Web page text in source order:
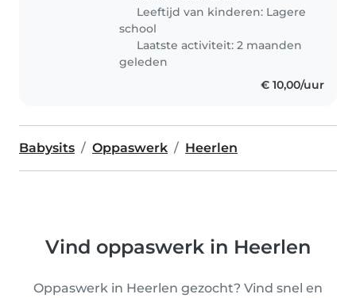
Leeftijd van kinderen: Lagere
school
Laatste activiteit: 2 maanden
geleden
€ 10,00/uur
Babysits Oppaswerk Heerlen
Vind oppaswerk in Heerlen
Oppaswerk in Heerlen gezocht? Vind snel en